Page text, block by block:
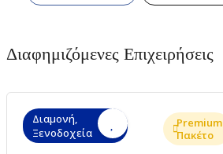
Διαφημιζόμενες Επιχειρήσεις
Διαμονή,
Ξενοδοχεία
Premium
Πακέτο